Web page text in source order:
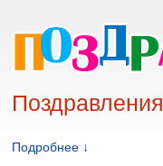
Подробнее ↓